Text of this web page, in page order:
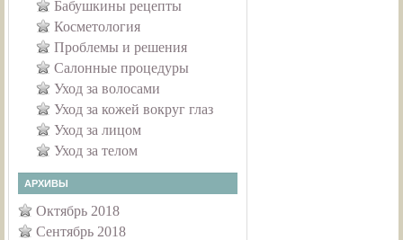
Бабушкины рецепты
Косметология
Проблемы и решения
Салонные процедуры
Уход за волосами
Уход за кожей вокруг глаз
Уход за лицом
Уход за телом
АРХИВЫ
Октябрь 2018
Сентябрь 2018